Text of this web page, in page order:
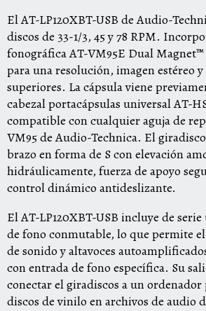
El AT-LP120XBT-USB de Audio-
discos de 33-1/3, 45 y 78 RPM.
fonográfica AT-VM95E Dual
para una resolución, imagen estéreo
superiores. La cápsula viene
cabezal portacápsulas universal AT-
compatible con cualquier aguja de
VM95 de Audio-Technica. El
brazo en forma de S con elevación
hidráulicamente, fuerza de apoyo
control dinámico antideslizante.
El AT-LP120XBT-USB incluye de
de fono conmutable, lo que permite
de sonido y altavoces
con entrada de fono específica. Su
conectar el giradiscos a un
discos de vinilo en archivos de audio